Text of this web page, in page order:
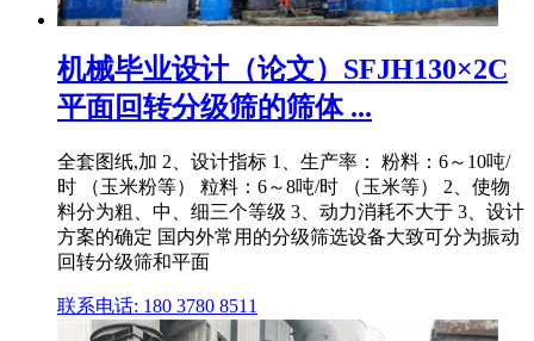
机械毕业设计（论文）SFJH130×2C
平面回转分级筛的筛体 ...
全套图纸,加 2、设计指标 1、生产率： 粉料：6～10吨/
时 （玉米粉等） 粒料：6～8吨/时 （玉米等） 2、使物
料分为粗、中、细三个等级 3、动力消耗不大于 3、设计
方案的确定 国内外常用的分级筛选设备大致可分为振动
回转分级筛和平面
联系电话: 180 3780 8511